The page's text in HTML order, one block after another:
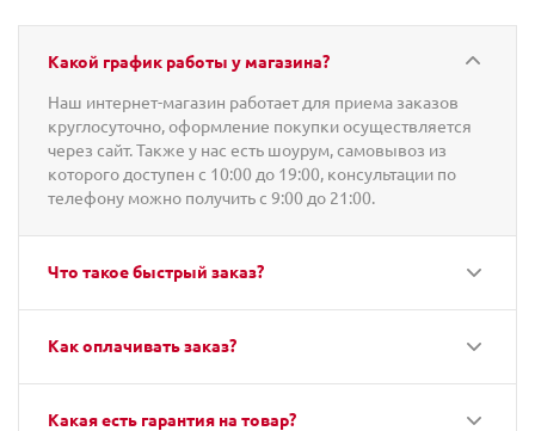
Какой график работы у магазина?
Наш интернет-магазин работает для приема заказов
круглосуточно, оформление покупки осуществляется
через сайт. Также у нас есть шоурум, самовывоз из
которого доступен с 10:00 до 19:00, консультации по
телефону можно получить с 9:00 до 21:00.
Что такое быстрый заказ?
Как оплачивать заказ?
Какая есть гарантия на товар?